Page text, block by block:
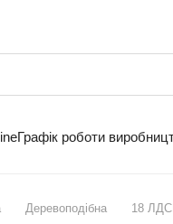
Графік роботи
Деревоподібна 18